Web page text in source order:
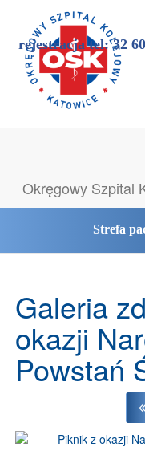
rejestracja tel: 32
Okręgowy Szpital
Strefa
Galeria
okazji
Powstań